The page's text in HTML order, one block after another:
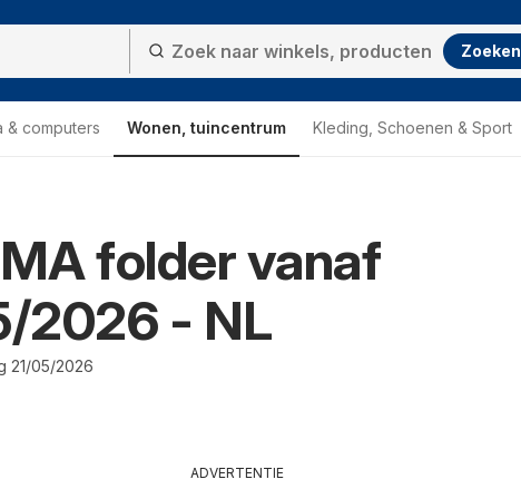
Zoeken
& computers Wonen, tuincentrum Kleding, Schoenen & Sport
folder vanaf
2026 - NL
21/05/2026
ADVERTENTIE